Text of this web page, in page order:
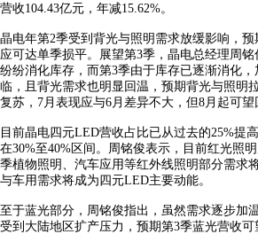
营收104.43亿元，年减15.62%。
晶电年第2季受到背光与照明需求放缓影响，
应可达单季损平。展望第3季，晶电总经理周
纷纷消化库存，而第3季由于库存已逐渐消化
临，且背光需求也明显回温，预期背光与照明
复苏，7月表现应与6月差异不大，但8月起可望
目前晶电四元LED营收占比已从过去的25%提
在30%至40%区间。周铭俊表示，目前红光照
季植物照明、汽车应用等红外线照明部分需求
与车用需求将成为四元LED主要动能。
至于蓝光部分，周铭俊指出，虽然需求逐步加
受到大陆地区扩产压力，预期第3季蓝光营收